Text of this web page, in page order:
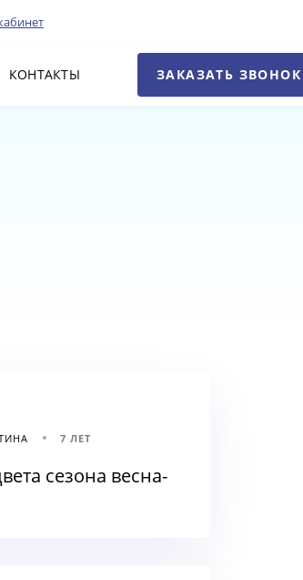
КОНТАКТЫ ЗАКАЗАТЬ ЗВОНОК
7 ЛЕТ
сезона весна-